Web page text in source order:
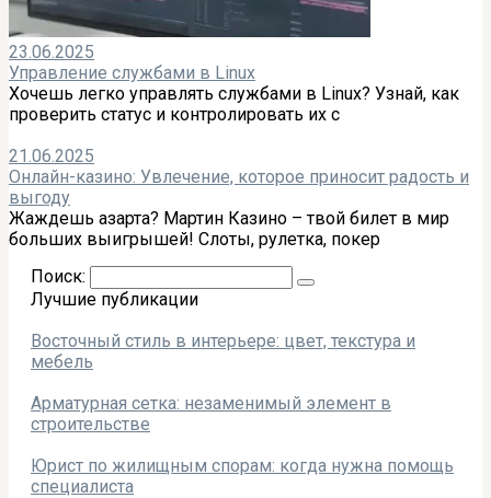
23.06.2025
Управление службами в Linux
Хочешь легко управлять службами в Linux? Узнай, как
проверить статус и контролировать их с
21.06.2025
Онлайн-казино: Увлечение, которое приносит радость и
выгоду
Жаждешь азарта? Мартин Казино – твой билет в мир
больших выигрышей! Слоты, рулетка, покер
Поиск:
Лучшие публикации
Восточный стиль в интерьере: цвет, текстура и
мебель
Арматурная сетка: незаменимый элемент в
строительстве
Юрист по жилищным спорам: когда нужна помощь
специалиста